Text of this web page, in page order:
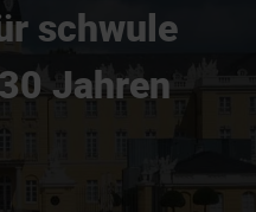
schwule
Jahren